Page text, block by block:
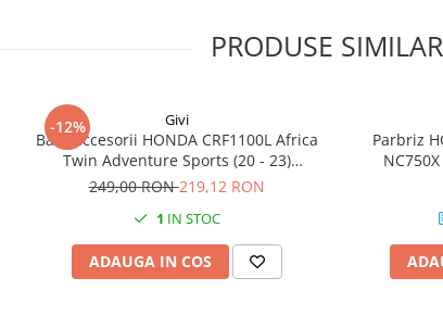
PRODUSE
-12% Givi
Bara accesorii HONDA CRF1100L Africa
Twin Adventure Sports (20 - 23)
CRF1100L Africa Twin Adventure Sports
CRF1100L Africa Twin (20 - 23)
249,00 RON219,12 RON
1 IN STOC
ADAUGA IN COS
Parbriz